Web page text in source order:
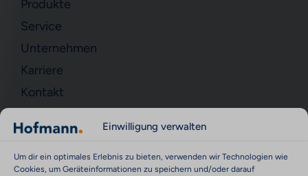
Einwilligung verwalten
Um dir ein optimales Erlebnis zu bieten, verwenden wir Technologien wie
Cookies, um Geräteinformationen zu speichern und/oder darauf
Produkte
Service
Unternehmen
Karriere
Kontakt
KONTAKT
Impressum